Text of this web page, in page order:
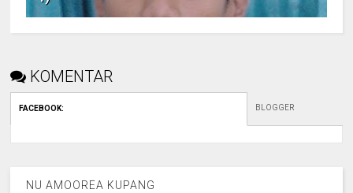
KOMENTAR
FACEBOOK: BLOGGER
NU AMOOREA KUPANG